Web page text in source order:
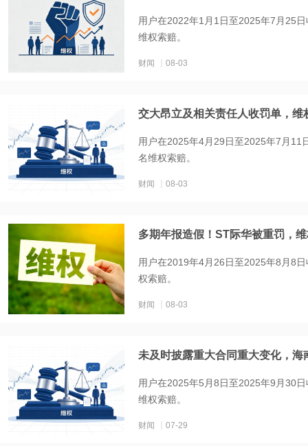
用户在2022年1月1日至2025年7月25
维权索赔。
财闻 08-03
交大昂立及相关责任人收罚单，维
用户在2025年4月29日至2025年7月11
名维权索赔。
财闻 08-03
多期年报造假！ST际华被重罚，
用户在2019年4月26日至2025年8月8
权索赔。
财闻 08-03
未及时披露重大合同重大变化，
用户在2025年5月8日至2025年9月30
维权索赔。
财闻 07-29